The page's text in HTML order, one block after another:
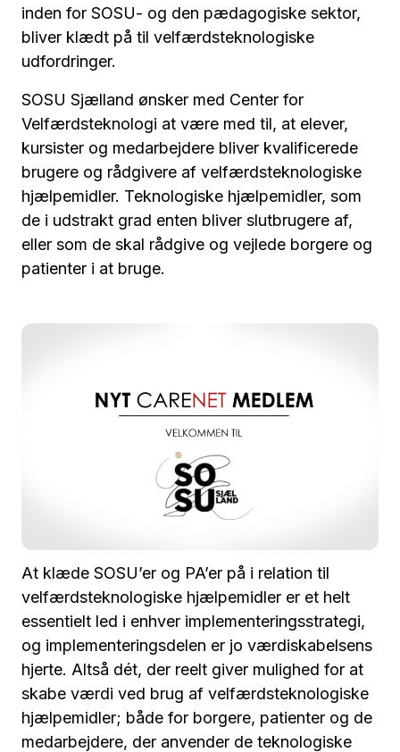
inden for SOSU- og den pædagogiske sektor,
bliver klædt på til velfærdsteknologiske
udfordringer.
SOSU Sjælland ønsker med Center for
Velfærdsteknologi at være med til, at elever,
kursister og medarbejdere bliver kvalificerede
brugere og rådgivere af velfærdsteknologiske
hjælpemidler. Teknologiske hjælpemidler, som
de i udstrakt grad enten bliver slutbrugere af,
eller som de skal rådgive og vejlede borgere og
patienter i at bruge.
At klæde SOSU’er og PA’er på i relation til
velfærdsteknologiske hjælpemidler er et helt
essentielt led i enhver implementeringsstrategi,
og implementeringsdelen er jo værdiskabelsens
hjerte. Altså dét, der reelt giver mulighed for at
skabe værdi ved brug af velfærdsteknologiske
hjælpemidler; både for borgere, patienter og de
medarbejdere, der anvender de teknologiske